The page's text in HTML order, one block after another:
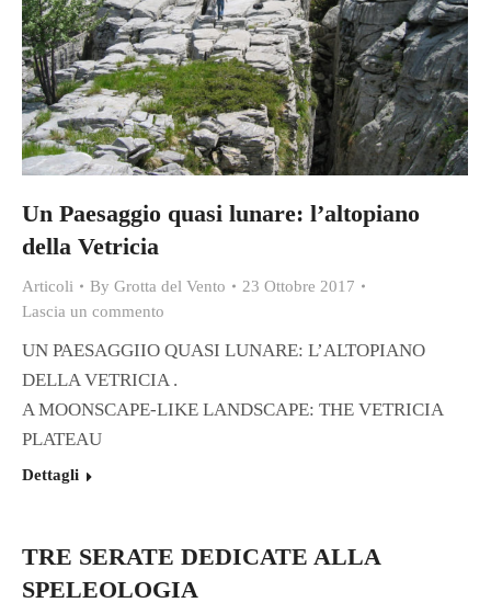
Un Paesaggio quasi lunare: l’altopiano
della Vetricia
Articoli By Grotta del Vento
23 Ottobre 2017
Lascia un commento
UN PAESAGGIIO QUASI LUNARE: L’ALTOPIANO
DELLA VETRICIA .
A MOONSCAPE-LIKE LANDSCAPE: THE VETRICIA
PLATEAU
Dettagli
TRE SERATE DEDICATE ALLA
SPELEOLOGIA